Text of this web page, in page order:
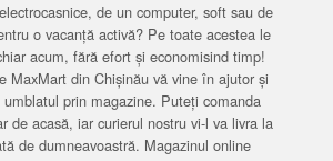
de un computer, soft sau de
o vacanță activă? Pe toate acestea le
acum, fără efort și economisind timp!
MaxMart din Chișinău vă vine în ajutor și
prin magazine. Puteți comanda
de acasă, iar curierul nostru vi-l va livra la
de dumneavoastră. Magazinul online